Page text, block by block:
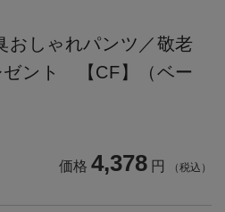
おしゃれパンツ／敬老
ゼント 【CF】（ベー
価格 4,378 円 （税込）